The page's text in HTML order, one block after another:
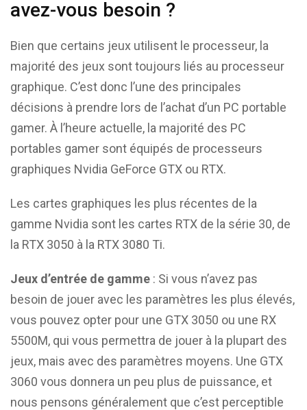
avez-vous besoin ?
Bien que certains jeux utilisent le processeur, la
majorité des jeux sont toujours liés au processeur
graphique. C’est donc l’une des principales
décisions à prendre lors de l’achat d’un PC portable
gamer. À l’heure actuelle, la majorité des PC
portables gamer sont équipés de processeurs
graphiques Nvidia GeForce GTX ou RTX.
Les cartes graphiques les plus récentes de la
gamme Nvidia sont les cartes RTX de la série 30, de
la RTX 3050 à la RTX 3080 Ti.
Jeux d’entrée de gamme : Si vous n’avez pas
besoin de jouer avec les paramètres les plus élevés,
vous pouvez opter pour une GTX 3050 ou une RX
5500M, qui vous permettra de jouer à la plupart des
jeux, mais avec des paramètres moyens. Une GTX
3060 vous donnera un peu plus de puissance, et
nous pensons généralement que c’est perceptible